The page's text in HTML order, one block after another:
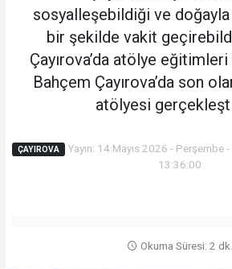
sosyalleşebildiği ve
bir şekilde vakit
Çayırova’da atölye
Bahçem Çayırova’da son
atölyesi
ÇAYIROVA Yayın: 14 Mayıs 2026 - Perşembe
13:36:00
Okuma Süresi: 2 dk.